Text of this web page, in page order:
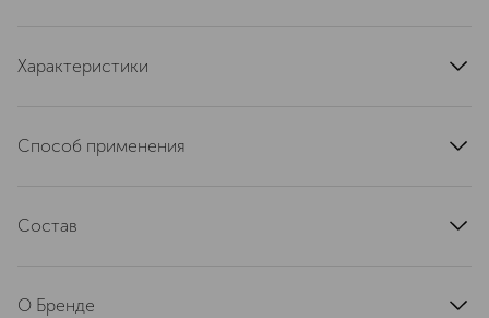
Характеристики
Способ применения
тонального крема или кончиков пальцев нанесите на
Состав
DIMETHICONE, DIMETHICONE, SILICA,
О Бренде